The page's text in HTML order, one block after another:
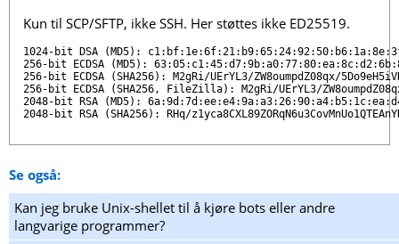
Kun til SCP/SFTP, ikke SSH. Her støttes ikke ED25519.
1024-bit DSA (MD5):
256-bit ECDSA (MD5):
256-bit ECDSA (SHA256): M2gRi/UErYL3/ZW8oumpdZ08qx/
256-bit ECDSA (SHA256, FileZilla): M2gRi/UErYL3/ZW8oumpdZ08qx/
2048-bit RSA (MD5):
Se også:
Kan jeg bruke Unix-shellet til å kjøre bots eller andre
langvarige programmer?